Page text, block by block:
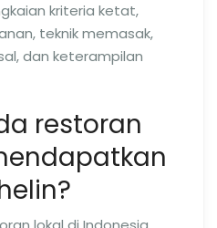
kriteria ketat,
teknik memasak,
dan keterampilan
restoran